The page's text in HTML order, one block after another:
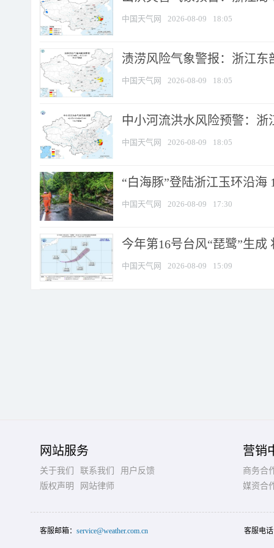
中国天气网 2026-08-09 18:05
渍涝风险气象警报：浙江
中国天气网 2026-08-09 18:05
中小河流洪水风险预警：
中国天气网 2026-08-09 18:05
“白海豚”登陆浙江玉环沿海
中国天气网 2026-08-09 17:30
今年第16号台风“琵鹭”生
中国天气网 2026-08-09 15:09
网站服务
关于我们 联系我们
用户反馈
版权声明
网站律师
营销
商务合
媒资合
客服邮箱： service@weather.com.cn 客服电